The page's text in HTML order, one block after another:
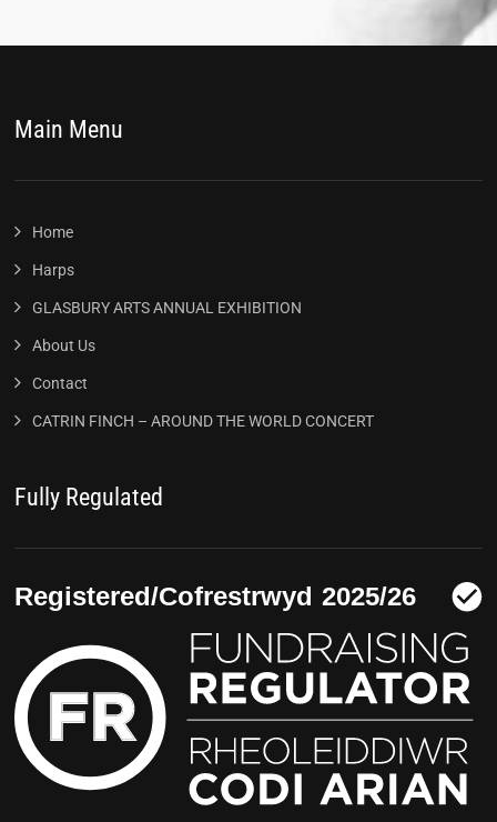
Main Menu
Home
Harps
GLASBURY ARTS ANNUAL EXHIBITION
About Us
Contact
CATRIN FINCH – AROUND THE WORLD CONCERT
Fully Regulated